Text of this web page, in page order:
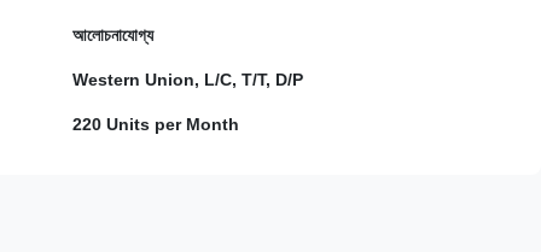
আলোচনাযোগ্য
Western Union, L/C, T/T, D/P
220 Units per Month